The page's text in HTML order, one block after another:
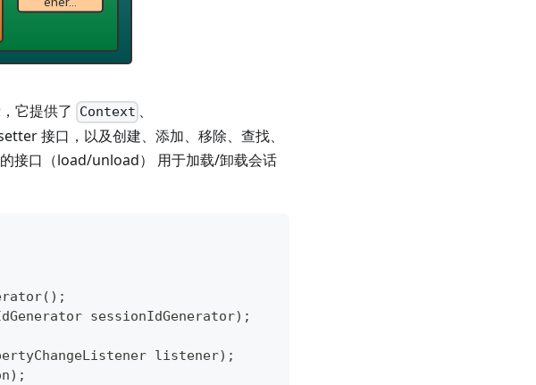
它提供了 Context 、
接口，以及创建、添加、移除、查找、
接口（load/unload） 用于加载/卸载会话
sessionIdGenerator);
listener);